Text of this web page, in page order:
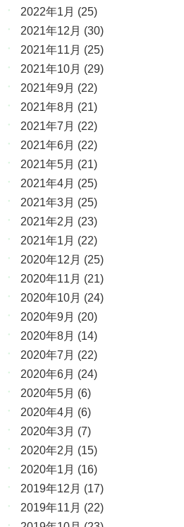
2022年1月 (25)
2021年12月 (30)
2021年11月 (25)
2021年10月 (29)
2021年9月 (22)
2021年8月 (21)
2021年7月 (22)
2021年6月 (22)
2021年5月 (21)
2021年4月 (25)
2021年3月 (25)
2021年2月 (23)
2021年1月 (22)
2020年12月 (25)
2020年11月 (21)
2020年10月 (24)
2020年9月 (20)
2020年8月 (14)
2020年7月 (22)
2020年6月 (24)
2020年5月 (6)
2020年4月 (6)
2020年3月 (7)
2020年2月 (15)
2020年1月 (16)
2019年12月 (17)
2019年11月 (22)